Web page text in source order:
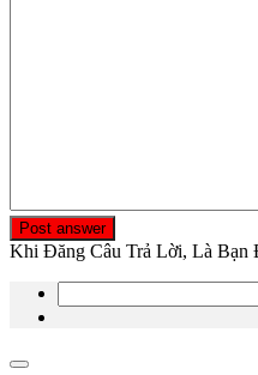
Post answer
Khi Đăng Câu Trả Lời, Là Bạn
kiếm